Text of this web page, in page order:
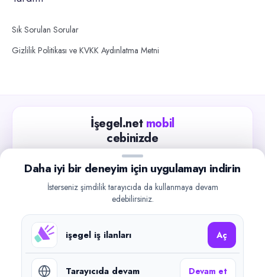
Sık Sorulan Sorular
Gizlilik Politikası ve KVKK Aydınlatma Metni
İşegel.net mobil
cebinizde
Güncel iş ilanlarını takip edin, işverenlerle hızlıca
iletişime geçin.
Google Play
©2026işegel.net. Tüm hakları saklıdır.
Daha iyi bir deneyim için uygulamayı indirin
İsterseniz şimdilik tarayıcıda da kullanmaya devam
edebilirsiniz.
işegel iş ilanları Aç
Tarayıcıda devam Devam et